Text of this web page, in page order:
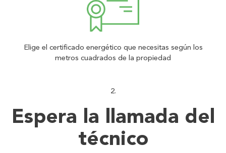
Elige el certificado energético que necesitas según los
metros cuadrados de la propiedad
Espera la llamada del
técnico